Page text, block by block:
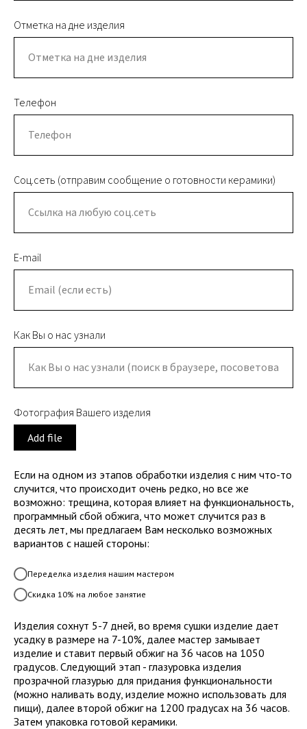
Отметка на дне изделия
Телефон
Соц.сеть (отправим сообщение о готовности керамики)
E-mail
Как Вы о нас узнали
Фотография Вашего изделия
Add file
Если на одном из этапов обработки изделия с ним что-то
случится, что происходит очень редко, но все же
возможно: трещина, которая влияет на функциональность,
программный сбой обжига, что может случится раз в
десять лет, мы предлагаем Вам несколько возможных
вариантов с нашей стороны:
Переделка изделия нашим мастером
Скидка 10% на любое занятие
Изделия сохнут 5-7 дней, во время сушки изделие дает
усадку в размере на 7-10%, далее мастер замывает
изделие и ставит первый обжиг на 36 часов на 1050
градусов. Следующий этап - глазуровка изделия
прозрачной глазурью для придания функциональности
(можно наливать воду, изделие можно использовать для
пищи), далее второй обжиг на 1200 градусах на 36 часов.
Затем упаковка готовой керамики.